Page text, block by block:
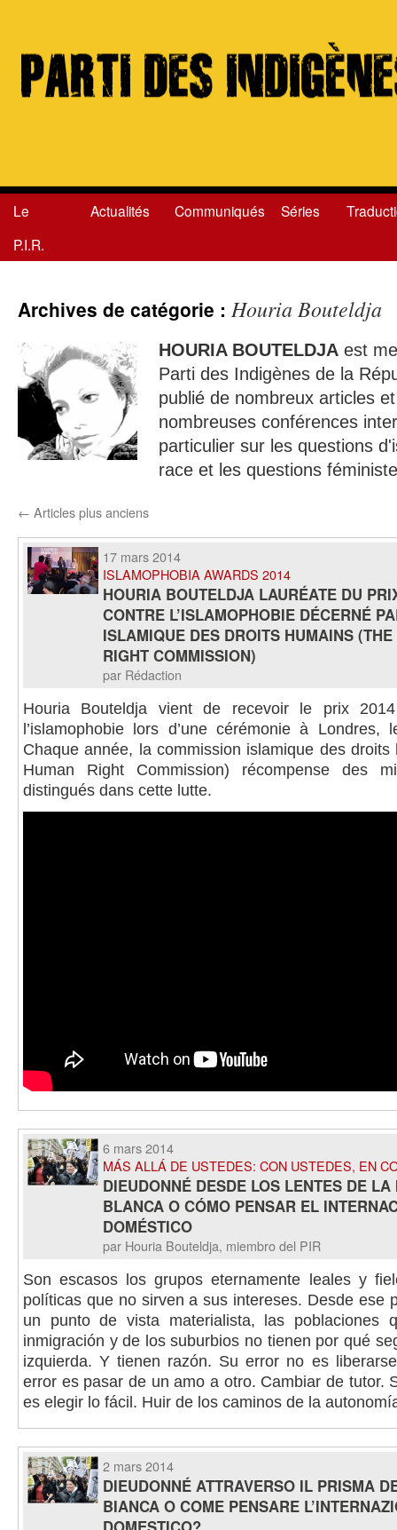
Aller
au
Le
P.I.R.
Actualités Communiqués Séries
Archives de catégorie : Houria Bouteldja
HOURIA BOUTELDJA est
Parti des Indigènes de la
publié de nombreux articles
nombreuses conférences
particulier sur les questions
race et les questions
← Articles plus anciens
17 mars 2014
ISLAMOPHOBIA AWARDS 2014
HOURIA BOUTELDJA LAURÉATE DU
CONTRE L’ISLAMOPHOBIE DÉCERNÉ
ISLAMIQUE DES DROITS HUMAINS
RIGHT COMMISSION)
par Rédaction
Houria Bouteldja vient de recevoir le prix
l’islamophobie lors d’une cérémonie à Londres,
Chaque année, la commission islamique des
Human Right Commission) récompense des
distingués dans cette lutte.
6 mars 2014
MÁS ALLÁ DE USTEDES: CON USTEDES, EN
DIEUDONNÉ DESDE LOS LENTES DE LA
BLANCA O CÓMO PENSAR EL
DOMÉSTICO
par Houria Bouteldja, miembro del PIR
Son escasos los grupos eternamente leales y
políticas que no sirven a sus intereses. Desde ese
un punto de vista materialista, las poblaciones
inmigración y de los suburbios no tienen por qué
izquierda. Y tienen razón. Su error no es
error es pasar de un amo a otro. Cambiar de tutor.
es elegir lo fácil. Huir de los caminos de la
2 mars 2014
DIEUDONNÉ ATTRAVERSO IL PRISMA
BIANCA O COME PENSARE